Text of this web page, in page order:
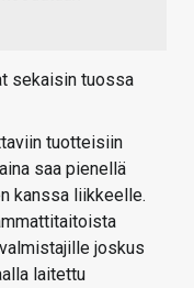
sekaisin tuossa
tuotteisiin
saa pienellä
kanssa liikkeelle.
joskus
laitettu